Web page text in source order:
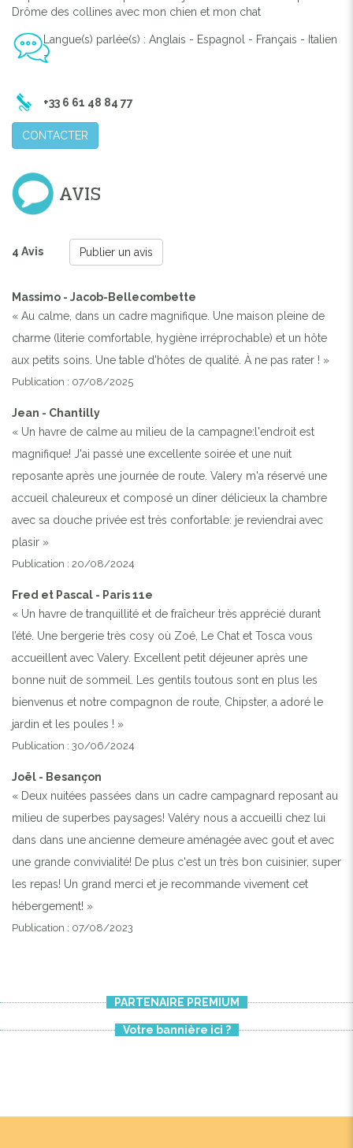
Previous
Drôme des collines avec mon chien et mon chat
Langue(s) parlée(s) : Anglais - Espagnol - Français - Italien
-
+33 6 61 48 84 77
CONTACTER
AVIS
4 Avis Publier un avis
Massimo - Jacob-Bellecombette
« Au calme, dans un cadre magnifique. Une maison pleine de
charme (literie comfortable, hygiène irréprochable) et un hôte
aux petits soins. Une table d'hôtes de qualité. À ne pas rater ! »
Publication : 07/08/2025
Jean - Chantilly
« Un havre de calme au milieu de la campagne:l'endroit est
magnifique! J'ai passé une excellente soirée et une nuit
reposante après une journée de route. Valery m'a réservé une
accueil chaleureux et composé un dîner délicieux la chambre
avec sa douche privée est très confortable: je reviendrai avec
plasir »
Publication : 20/08/2024
Fred et Pascal - Paris 11e
« Un havre de tranquillité et de fraîcheur très apprécié durant
l’été. Une bergerie très cosy où Zoé, Le Chat et Tosca vous
accueillent avec Valery. Excellent petit déjeuner après une
bonne nuit de sommeil. Les gentils toutous sont en plus les
bienvenus et notre compagnon de route, Chipster, a adoré le
jardin et les poules ! »
Publication : 30/06/2024
Joël - Besançon
« Deux nuitées passées dans un cadre campagnard reposant au
milieu de superbes paysages! Valéry nous a accueilli chez lui
dans dans une ancienne demeure aménagée avec gout et avec
une grande convivialité! De plus c'est un très bon cuisinier, super
les repas! Un grand merci et je recommande vivement cet
hébergement! »
Publication : 07/08/2023
PARTENAIRE PREMIUM
Votre bannière ici ?